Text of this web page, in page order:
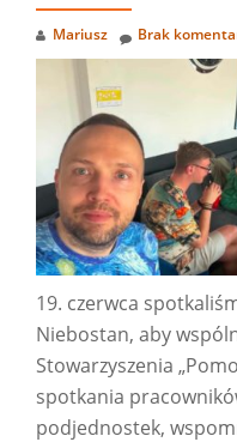
Mariusz Brak
19. czerwca
Niebostan, aby
Stowarzyszenia
spotkania
podjednostek,